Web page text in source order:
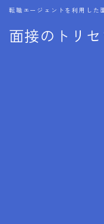
面接のトリセ
転職エージェントを利用した
MENU